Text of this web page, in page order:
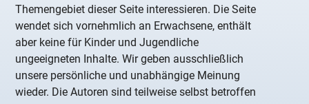
Themengebiet dieser Seite interessieren. Die Seite
wendet sich vornehmlich an Erwachsene, enthält
aber keine für Kinder und Jugendliche
ungeeigneten Inhalte. Wir geben ausschließlich
unsere persönliche und unabhängige Meinung
wieder. Die Autoren sind teilweise selbst betroffen